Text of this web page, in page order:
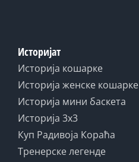
Историјат
Историја кошарке
Историја женске кошарке
Историја мини баскета
Историја 3x3
Куп Радивоја Кораћа
Тренерске легенде